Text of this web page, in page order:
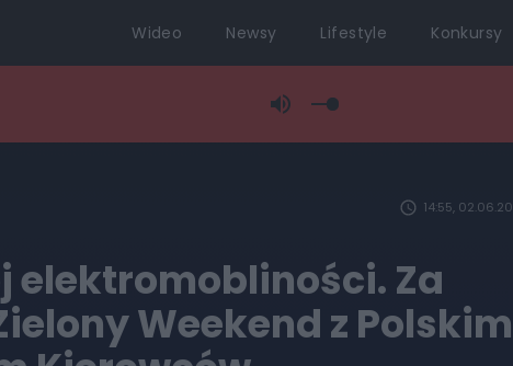
Wideo Newsy Lifestyle Konkursy
14:55,
elektromobliności. Za
Weekend z Polskim